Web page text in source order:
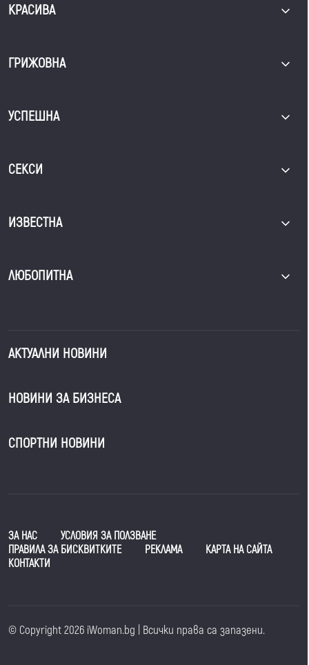
КРАСИВА
ГРИЖОВНА
УСПЕШНА
СЕКСИ
ИЗВЕСТНА
ЛЮБОПИТНА
АКТУАЛНИ НОВИНИ
НОВИНИ ЗА БИЗНЕСА
СПОРТНИ НОВИНИ
ЗА НАС
УСЛОВИЯ ЗА ПОЛЗВАНЕ
ПРАВИЛА ЗА БИСКВИТКИТЕ
РЕКЛАМА
КАРТА НА САЙТА
КОНТАКТИ
© Copyright 2026 iWoman.bg | Всички права са запазени.